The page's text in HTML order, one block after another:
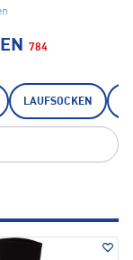
784
LAUFSOCKEN